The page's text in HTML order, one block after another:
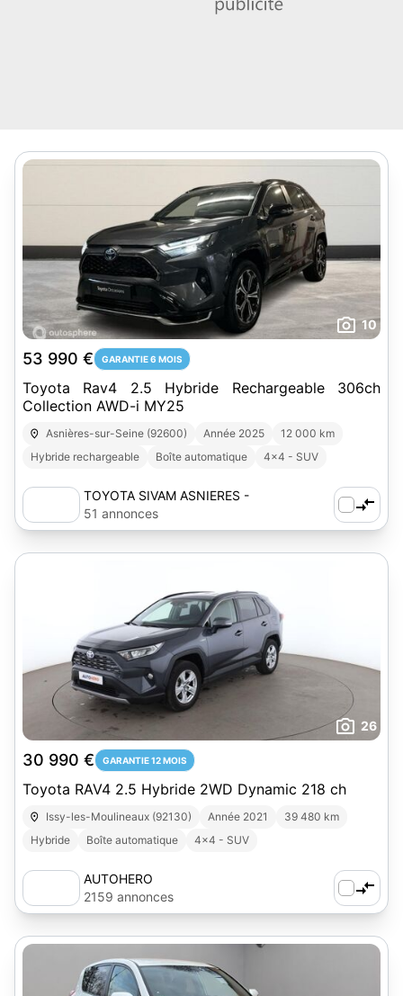
10
53 990 € GARANTIE 6 MOIS
Toyota Rav4 2.5 Hybride Rechargeable 306ch
Collection AWD-i MY25
Asnières-sur-Seine (92600) Année 2025
12 000 km
Hybride rechargeable
Boîte automatique 4x4 - SUV
TOYOTA SIVAM ASNIERES -
AUTOSPHERE
51 annonces
26
30 990 € GARANTIE 12 MOIS
Toyota RAV4 2.5 Hybride 2WD Dynamic 218 ch
Issy-les-Moulineaux (92130) Année 2021
39 480 km
Hybride
Boîte automatique 4x4 - SUV
AUTOHERO
2159 annonces